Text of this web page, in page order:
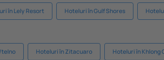
în Lely Resort Hoteluri în Gulf Shores
Hoteluri în Zitacuaro Hoteluri în Khlong